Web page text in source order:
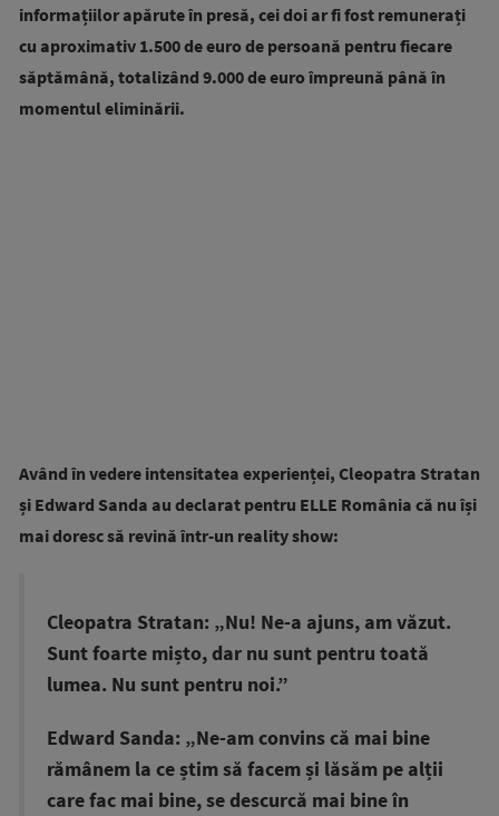
informațiilor apărute în presă, cei doi ar fi fost remunerați
cu aproximativ 1.500 de euro de persoană pentru fiecare
săptămână, totalizând 9.000 de euro împreună până în
momentul eliminării.
Având în vedere intensitatea experienței, Cleopatra Stratan
și Edward Sanda au declarat pentru ELLE România că nu își
mai doresc să revină într-un reality show:
Cleopatra Stratan: „Nu! Ne-a ajuns, am văzut.
Sunt foarte mișto, dar nu sunt pentru toată
lumea. Nu sunt pentru noi.”
Edward Sanda: „Ne-am convins că mai bine
rămânem la ce știm să facem și lăsăm pe alții
care fac mai bine, se descurcă mai bine în